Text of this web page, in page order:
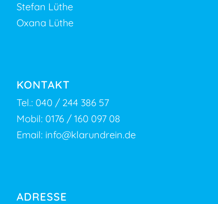
Stefan Lüthe
Oxana Lüthe
KONTAKT
Tel.: 040 / 244 386 57
Mobil: 0176 / 160 097 08
Email: info@klarundrein.de
ADRESSE